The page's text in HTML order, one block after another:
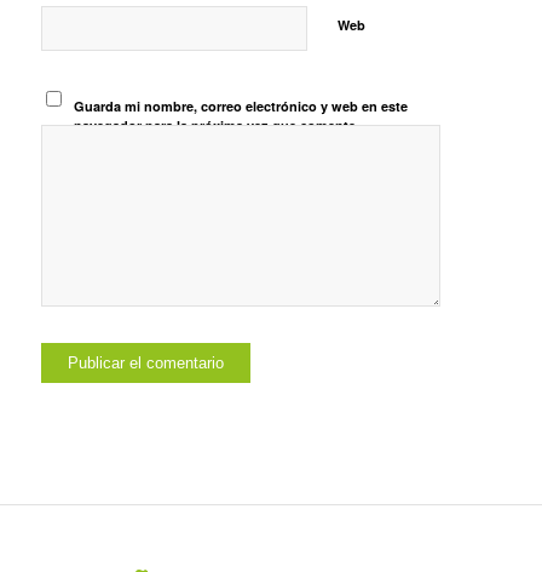
Web
Guarda mi nombre, correo electrónico y web en este
navegador para la próxima vez que comente.